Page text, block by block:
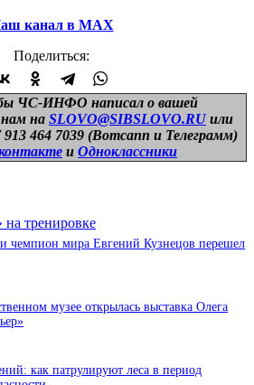
канал в МАХ
Поделиться:
ЧС-ИНФО написал о вашей
на SLOVO@SIBSLOVO.RU или
464 7039 (Вотсапп и Телеграмм)
и Одноклассники
чемпион мира Евгений Кузнецов перешел
музее открылась выставка Олега
как патрулируют леса в период